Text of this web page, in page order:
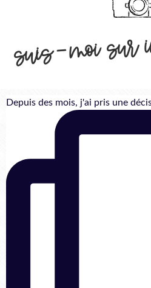
suis-moi
Depuis des mois, j'ai pris une